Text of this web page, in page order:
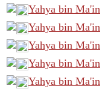
Yahya bin Ma'in
Yahya bin Ma'in
Yahya bin Ma'in
Yahya bin Ma'in
Yahya bin Ma'in